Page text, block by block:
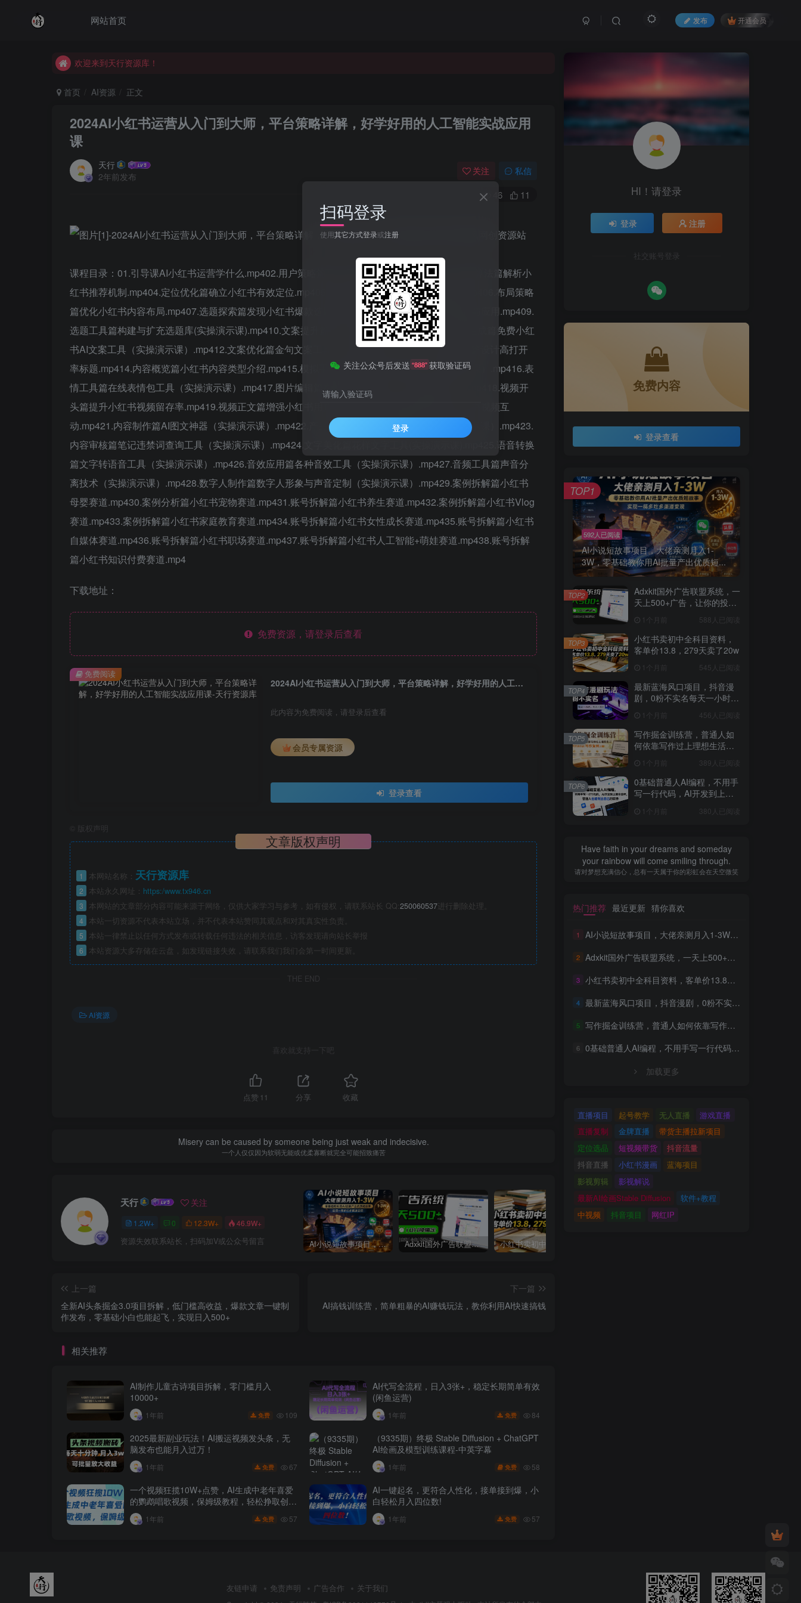
网站首页 发布 开通会员
欢迎来到天行资源库！
欢迎来到天行资源库！
首页 AI资源 正文
2024AI小红书运营从入门到大师，平台策略详解，好学好用的人工智能实战应用
课
天行
2年前发布
关注 私信
46 11
课程目录：01.引导课AI小红书运营学什么.mp402.用户策略篇小红书用户策略与运营.mp403.流量算法篇解析小
红书推荐机制.mp404.定位优化篇确立小红书有效定位.mp405.对标分析篇利用小红书对标账号.mp406.布局策略
篇优化小红书内容布局.mp407.选题探索篇发现小红书爆款选题.mp408.选题运用篇爆款选题拆解与应用.mp409.
选题工具篇构建与扩充选题库(实操演示课).mp410.文案提升篇小红书文案技巧精进.mp411.文案生成篇免费小红
书AI文案工具（实操演示课）.mp412.文案优化篇金句文案工具（实操演示课）.mp413.封面优化篇设计高打开
率标题.mp414.内容概览篇小红书内容类型介绍.mp415.模拟手写篇小红书手写模拟器（实操演示课）.mp416.表
情工具篇在线表情包工具（实操演示课）.mp417.图片编辑篇在线图片编辑工具（实操演示课）.mp418.视频开
头篇提升小红书视频留存率.mp419.视频正文篇增强小红书用户停留.mp420.视频结尾篇提高小红书视频互
动.mp421.内容制作篇AI图文神器（实操演示课）.mp422.产品推广篇电商产品文案工具（实操演示课）.mp423.
内容审核篇笔记违禁词查询工具（实操演示课）.mp424.文字美化篇花样文字工具(实操演示课).mp425.语音转换
篇文字转语音工具（实操演示课）.mp426.音效应用篇各种音效工具（实操演示课）.mp427.音频工具篇声音分
离技术（实操演示课）.mp428.数字人制作篇数字人形象与声音定制（实操演示课）.mp429.案例拆解篇小红书
母婴赛道.mp430.案例分析篇小红书宠物赛道.mp431.账号拆解篇小红书养生赛道.mp432.案例拆解篇小红书Vlog
赛道.mp433.案例拆解篇小红书家庭教育赛道.mp434.账号拆解篇小红书女性成长赛道.mp435.账号拆解篇小红书
自媒体赛道.mp436.账号拆解篇小红书职场赛道.mp437.账号拆解篇小红书人工智能+萌娃赛道.mp438.账号拆解
篇小红书知识付费赛道.mp4
下载地址：
免费资源，请登录后查看
2024AI小红书运营从入门到大师，平台策略详解，好学好用的人工智能实战应用课
此内容为免费阅读，请登录后查看
会员专属资源
登录查看
免费阅读
版权声明
文章版权声明
1 本网站名称： 天行资源库
2 本站永久网址： https:/www.tx946.cn
3 本网站的文章部分内容可能来源于网络，仅供大家学习与参考，如有侵权，请联系站长 QQ:250060537进行删除处理。
4 本站一切资源不代表本站立场，并不代表本站赞同其观点和对其真实性负责。
5 本站一律禁止以任何方式发布或转载任何违法的相关信息，访客发现请向站长举报
6 本站资源大多存储在云盘，如发现链接失效，请联系我们我们会第一时间更新。
THE END
AI资源
喜欢就支持一下吧
点赞 11 分享 收藏
Misery can be caused by someone being just weak and indecisive.
一个人仅仅因为软弱无能或优柔寡断就完全可能招致痛苦
天行 关注
1.2W+ 0 12.3W+ 46.9W+
资源失效联系站长，扫码加V或公众号留言 AI小说短故事项目，大佬亲测月入1-3W，零基础教你用AI批量产出优质短故事，实现一稿多吃多渠道变现 Adxkit国外广告联盟系统，一天上500+广告，让你的投放更加高效简单！
上一篇
全新AI头条掘金3.0项目拆解，低门槛高收益，爆款文章一键制
作发布，零基础小白也能起飞，实现日入500+
下一篇
AI搞钱训练营，简单粗暴的AI赚钱玩法，教你利用AI快速搞钱
相关推荐
AI制作儿童古诗项目拆解，零门槛月入
10000+
1年前 免费 109
AI代写全流程，日入3张+，稳定长期简单有效
(闲鱼运营)
1年前 免费 84
2025最新副业玩法！AI搬运视频发头条，无
脑发布也能月入过万！
1年前 免费 67
（9335期）终极 Stable Diffusion + ChatGPT
AI绘画及模型训练课程-中英字幕
1年前 免费 58
一个视频狂揽10W+点赞，AI生成中老年喜爱
的鹦鹉唱歌视频，保姆级教程，轻松挣取创作
者分成
1年前 免费 57
AI一键起名，更符合人性化，接单接到爆，小
白轻松月入四位数!
1年前 免费 57
HI！请登录
登录 注册
社交账号登录
免费内容
登录查看
592人已阅读
AI小说短故事项目，大佬亲测月入1-
3W，零基础教你用AI批量产出优质短...
TOP1
Adxkit国外广告联盟系统，一
天上500+广告，让你的投放
1个月前 588人已阅读
TOP2
小红书卖初中全科目资料，
客单价13.8，279天卖了20w
1个月前 545人已阅读
TOP3
最新蓝海风口项目，抖音漫
剧，0粉不实名每天一小时，
1个月前 456人已阅读
TOP4
写作掘金训练营，普通人如
何依靠写作过上理想生活，
（更新6月）
1个月前 389人已阅读
TOP5
0基础普通人AI编程，不用手
写一行代码，AI开发到上架
己的软件
1个月前 380人已阅读
TOP6
Have faith in your dreams and someday
your rainbow will come smiling through.
请对梦想充满信心，总有一天属于你的彩虹会在天空微笑
热门推荐 最近更新 猜你喜欢
1 AI小说短故事项目，大佬亲测月入1-3W，零基础教你用AI批量产出优质短故事，实现一稿多吃多渠道变现
2 Adxkit国外广告联盟系统，一天上500+广告，让你的投放更加高效简单！
3 小红书卖初中全科目资料，客单价13.8，279天卖了20w
4 最新蓝海风口项目，抖音漫剧，0粉不实名每天一小时，月入1W+【揭秘】
5 写作掘金训练营，普通人如何依靠写作过上理想生活，可开启你的写作复利之路（更新6月）
6 0基础普通人AI编程，不用手写一行代码，AI开发到上架全流程，普通人也能做出自己的软件
加载更多
直播项目 起号教学 无人直播
游戏直播
直播复制
金牌直播
带货主播拉新项目
定位选品
短视频带货
抖音流量
抖音直播
小红书漫画
蓝海项目
影视剪辑
影视解说
最新AI绘画Stable Diffusion
软件+教程
中视频
抖音项目 网红IP
友链申请 免责声明 广告合作 关于我们
扫码登录
使用其它方式登录或注册
关注公众号后发送 “888” 获取验证码
请输入验证码
登录